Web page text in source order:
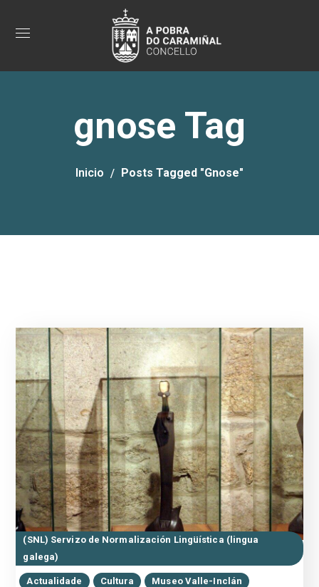
gnose Tag
Inicio Posts Tagged "gnose"
(SNL) Servizo de Normalización Lingüística (lingua
galega)
Actualidade Cultura Museo Valle-Inclán